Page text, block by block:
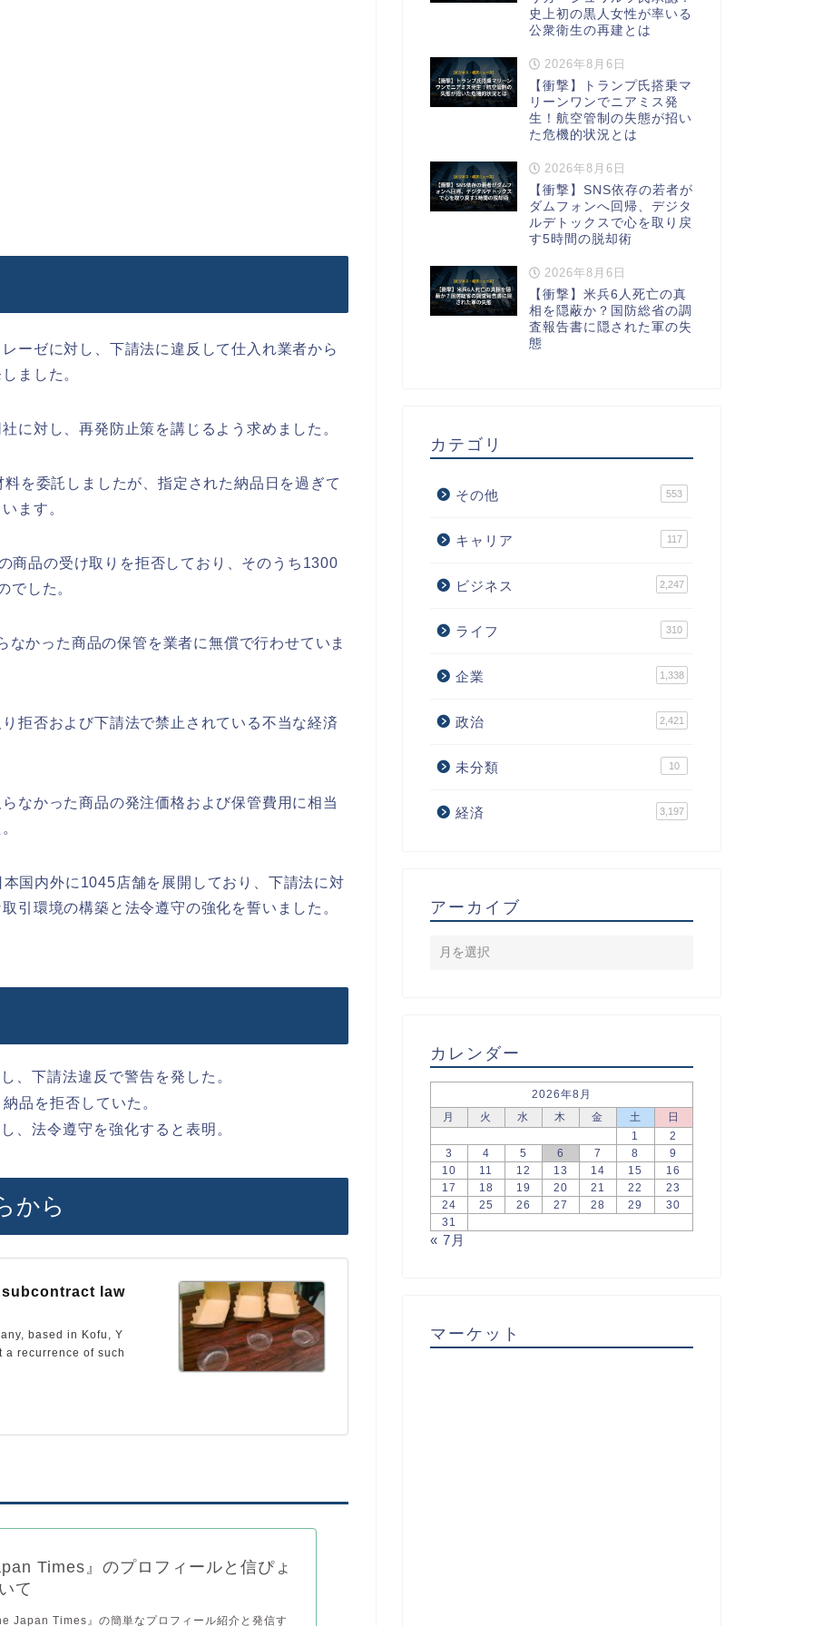
ーゼに対し、下請法に違反して仕入れ業者から
ました。
に対し、再発防止策を講じるよう求めました。
を委託しましたが、指定された納品日を過ぎて
ます。
商品の受け取りを拒否しており、そのうち1300
でした。
かった商品の保管を業者に無償で行わせていま
拒否および下請法で禁止されている不当な経済
なかった商品の発注価格および保管費用に相当
国内外に1045店舗を展開しており、下請法に対
引環境の構築と法令遵守の強化を誓いました。
、下請法違反で警告を発した。
品を拒否していた。
、法令遵守を強化すると表明。
から
law
based in Kofu, Y
a recurrence of such
Times』のプロフィールと信ぴょ
て
Japan Times』の簡単なプロフィール紹介と発信す
史上初の黒人女性が率いる
公衆衛生の再建とは
2026年8月6日
【衝撃】トランプ氏搭乗マ
リーンワンでニアミス発
生！航空管制の失態が招い
た危機的状況とは
2026年8月6日
【衝撃】SNS依存の若者が
ダムフォンへ回帰、デジタ
ルデトックスで心を取り戻
す5時間の脱却術
2026年8月6日
【衝撃】米兵6人死亡の真
相を隠蔽か？国防総省の調
査報告書に隠された軍の失
態
カテゴリ
その他 553
キャリア 117
ビジネス 2,247
ライフ 310
企業 1,338
政治 2,421
未分類 10
経済 3,197
アーカイブ
カレンダー
2026年8月
月
火 水 木 金 土
日
1
2
3
4 5 6 7 8
9
10
11 12 13 14 15
16
17
18 19 20 21 22
23
24
25 26 27 28 29
30
31
« 7月
マーケット